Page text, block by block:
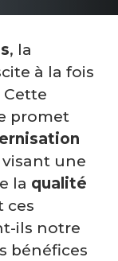
, la
à la fois
Cette
promet
visant une
la qualité
ces
ils notre
bénéfices